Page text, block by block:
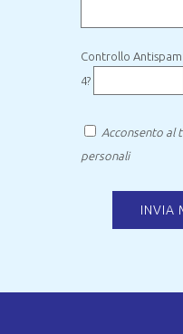
Controllo
4?
Acconsento al
personali
INVIA